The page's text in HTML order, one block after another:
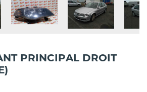
PRINCIPAL DROIT